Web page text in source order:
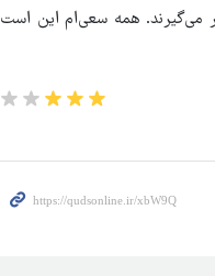
می‌گیرند. همه سعی‌ام این است